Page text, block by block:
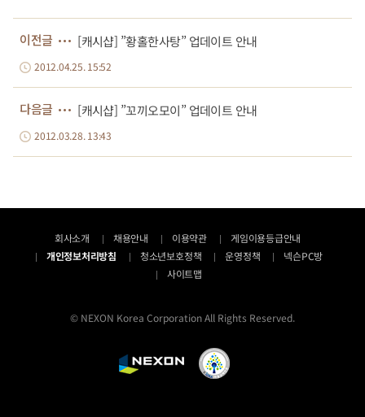
이전글 [캐시샵] ”황홀한사탕” 업데이트 안내
2012.04.25. 15:52
다음글 [캐시샵] ”꼬끼오모이” 업데이트 안내
2012.03.28. 13:43
회사소개 채용안내 이용약관
게임이용등급안내
개인정보처리방침
청소년보호정책 운영정책
넥슨PC방
사이트맵
© NEXON Korea Corporation All Rights Reserved.